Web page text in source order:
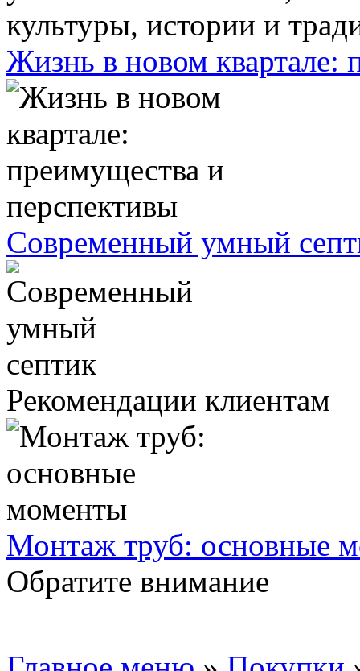
Жизнь в новом квартале:
Современный умный
Рекомендации клиентам
Монтаж труб: основные
Обратите внимание